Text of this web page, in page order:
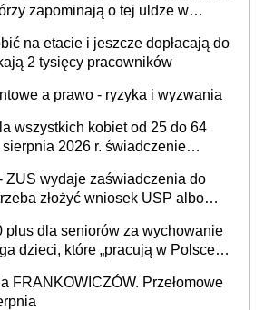
zapominają o tej uldze w
na etacie i jeszcze dopłacają do
2 tysięcy pracowników
a prawo - ryzyka i wyzwania
wszystkich kobiet od 25 do 64
2026 r. świadczenie
ZUS wydaje zaświadczenia do
złożyć wniosek USP albo
plus dla seniorów za wychowanie
dzieci, które „pracują w Polsce i
decyzja Sejmu
FRANKOWICZÓW. Przełomowe